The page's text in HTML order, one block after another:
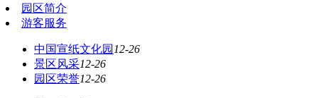
园区简介
游客服务
中国宣纸文化园 12-26
景区风采12-26
园区荣誉12-26